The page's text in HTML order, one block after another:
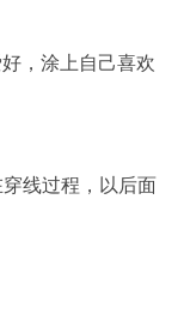
，涂上自己喜欢
线过程，以后面